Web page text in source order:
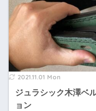
2021.11.01 Mon
ジュラシック木澤ベ
ョン